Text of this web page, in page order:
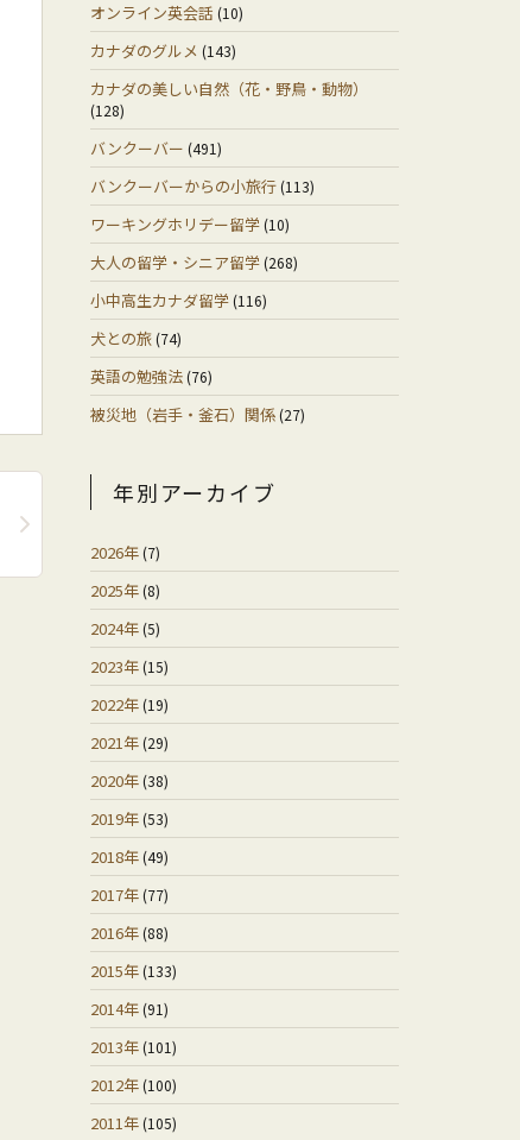
オンライン英会話 (10)
カナダのグルメ (143)
カナダの美しい自然（花・野鳥・動物）
(128)
バンクーバー (491)
バンクーバーからの小旅行(113)
ワーキングホリデー留学(10)
大人の留学・シニア留学(268)
小中高生カナダ留学(116)
犬との旅(74)
英語の勉強法(76)
被災地（岩手・釜石）関係(27)
年別アーカイブ
2026年(7)
2025年(8)
2024年(5)
2023年(15)
2022年(19)
2021年(29)
2020年(38)
2019年(53)
2018年(49)
2017年(77)
2016年(88)
2015年(133)
2014年(91)
2013年(101)
2012年(100)
2011年(105)